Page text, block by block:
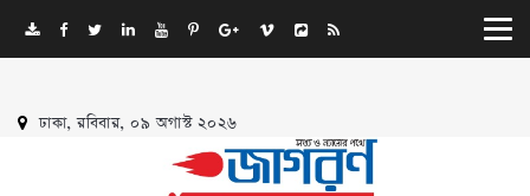
ঢাকা, রবিবার, ০৯ অগাস্ট ২০২৬